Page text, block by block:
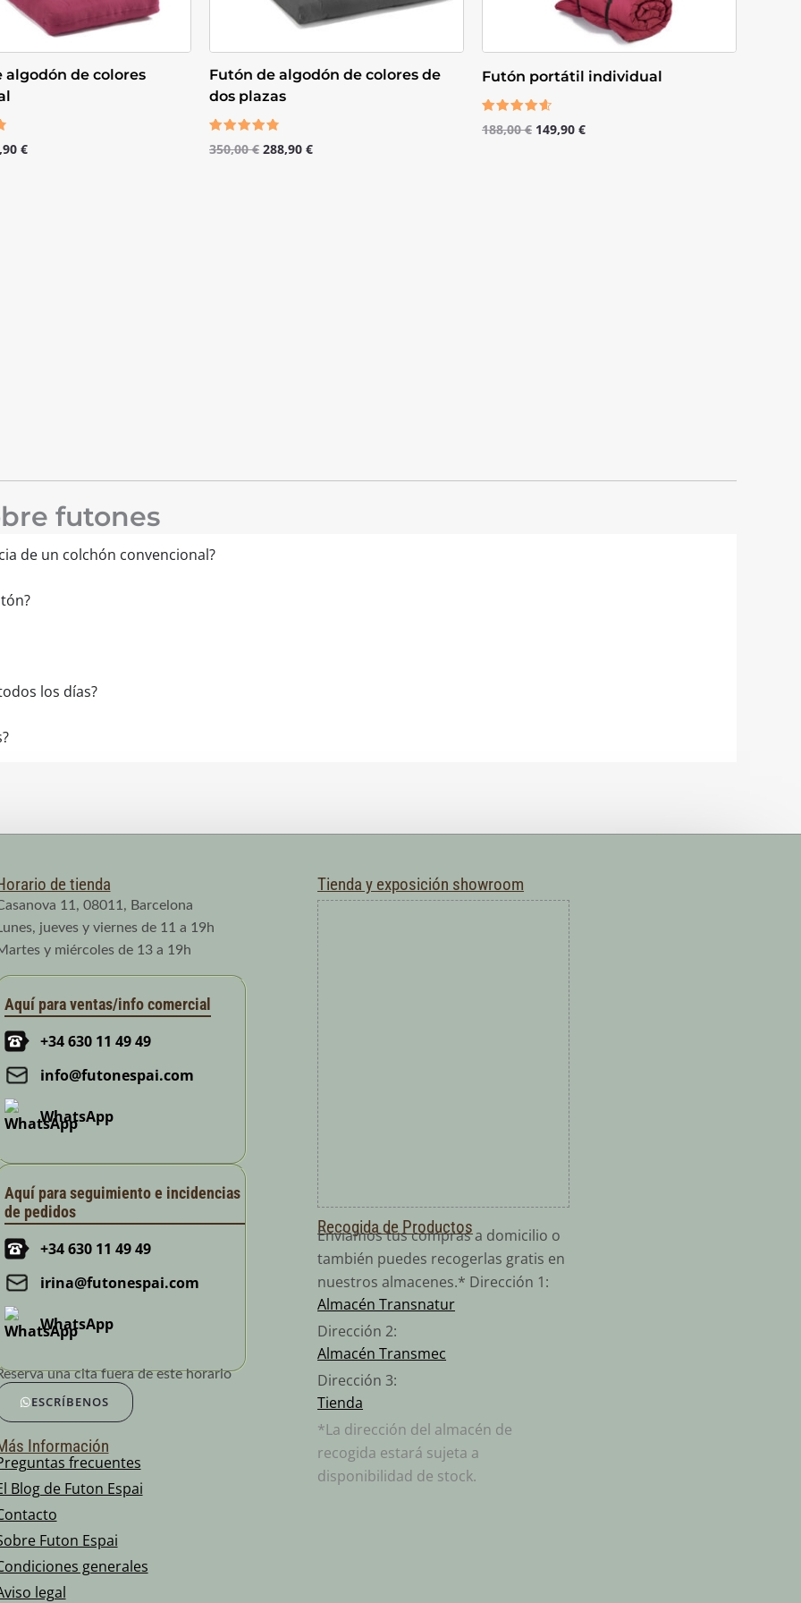
algodón de colores
€
Futón de algodón de colores de
dos plazas
Valorado
con
350,00€ 288,90 €
Futón portátil individual
Valorado
con
188,00€ 149,90 €
futones
de un colchón convencional?
los días?
de tienda
11, 08011, Barcelona
jueves y viernes de 11 a 19h
y miércoles de 13 a 19h
Aquí para ventas/info comercial
+34 630 11 49 49
info@futonespai.com
WhatsApp
Aquí para seguimiento e incidencias
de pedidos
+34 630 11 49 49
irina@futonespai.com
WhatsApp
una cita fuera de este horario
ESCRÍBENOS
Información
frecuentes
Blog de Futon Espai
Futon Espai
generales
legal
Tienda y exposición showroom
Recogida de Productos
Enviamos tus compras a domicilio o
también puedes recogerlas gratis en
nuestros almacenes.* Dirección 1:
Almacén Transnatur
Dirección 2:
Almacén Transmec
Dirección 3:
Tienda
*La dirección del almacén de
recogida estará sujeta a
disponibilidad de stock.